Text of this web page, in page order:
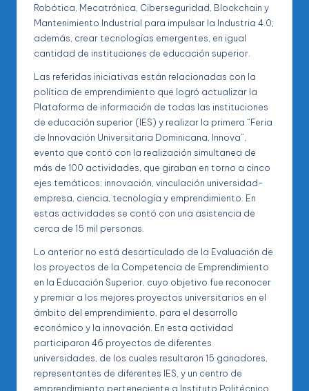
Robótica, Mecatrónica, Ciberseguridad, Blockchain y
Mantenimiento Industrial para impulsar la Industria 4.0;
además, crear tecnologías emergentes, en igual
cantidad de instituciones de educación superior.
Las referidas iniciativas están relacionadas con la
política de emprendimiento que logró actualizar la
Plataforma de información de todas las instituciones
de educación superior (IES) y realizar la primera “Feria
de Innovación Universitaria Dominicana, Innova”,
evento que contó con la realización simultanea de
más de 100 actividades, que giraban en torno a cinco
ejes temáticos: innovación, vinculación universidad-
empresa, ciencia, tecnología y emprendimiento. En
estas actividades se contó con una asistencia de
cerca de 15 mil personas.
Lo anterior no está desarticulado de la Evaluación de
los proyectos de la Competencia de Emprendimiento
en la Educación Superior, cuyo objetivo fue reconocer
y premiar a los mejores proyectos universitarios en el
ámbito del emprendimiento, para el desarrollo
económico y la innovación. En esta actividad
participaron 46 proyectos de diferentes
universidades, de los cuales resultaron 15 ganadores,
representantes de diferentes IES, y un centro de
emprendimiento perteneciente a Instituto Politécnico